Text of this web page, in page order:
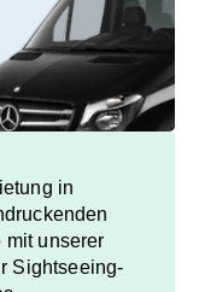
in
mit unserer
Sightseeing-